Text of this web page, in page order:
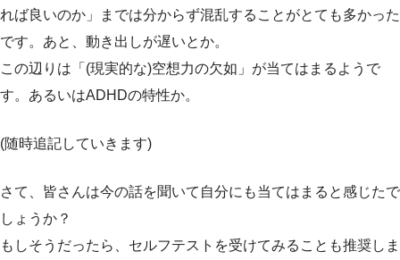
れば良いのか」までは分からず混乱することがとても多かった
です。あと、動き出しが遅いとか。
この辺りは「(現実的な)空想力の欠如」が当てはまるようで
す。あるいはADHDの特性か。
(随時追記していきます)
さて、皆さんは今の話を聞いて自分にも当てはまると感じたで
しょうか？
もしそうだったら、セルフテストを受けてみることも推奨しま